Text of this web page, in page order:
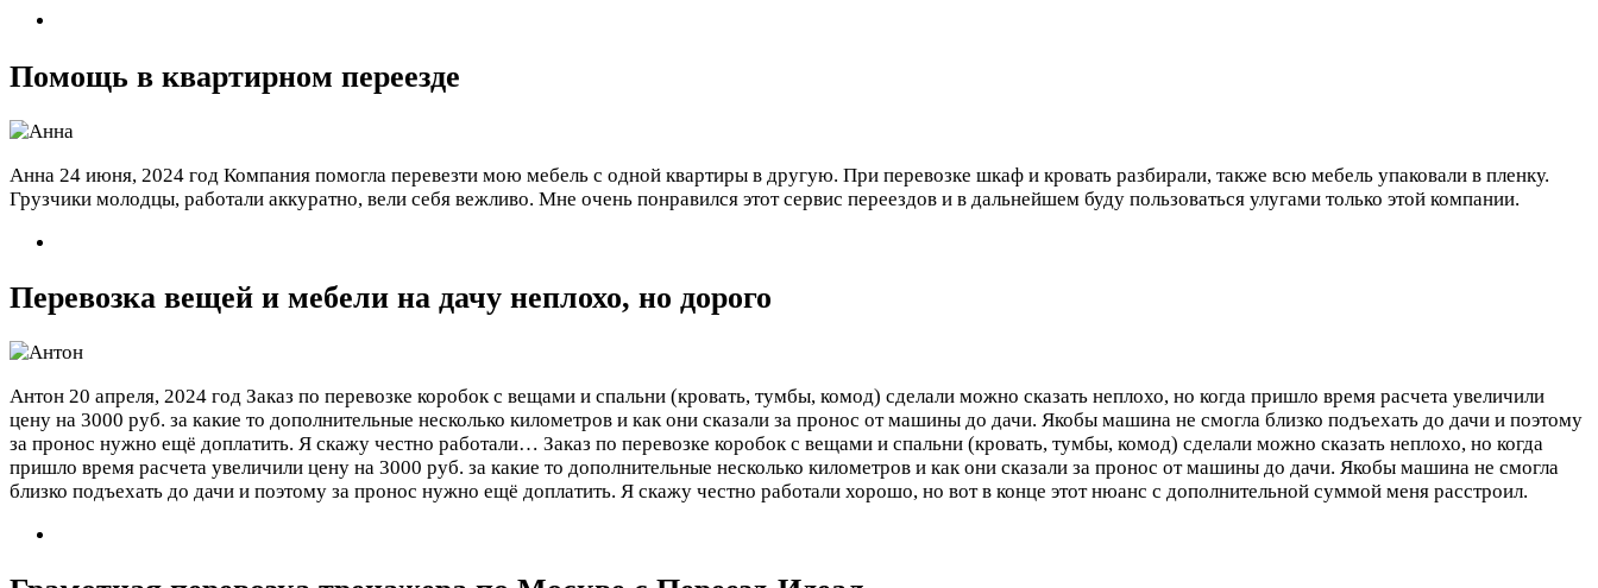
Помощь в квартирном переезде
Анна 24 июня, 2024 год Компания помогла перевезти мою мебель с одной квартиры в другую. При перевозке шкаф и кровать разбирали, также всю мебель упаковали в пленку.
Грузчики молодцы, работали аккуратно, вели себя вежливо. Мне очень понравился этот сервис переездов и в дальнейшем буду пользоваться улугами только этой компании.
Перевозка вещей и мебели на дачу неплохо, но дорого
Антон 20 апреля, 2024 год Заказ по перевозке коробок с вещами и спальни (кровать, тумбы, комод) сделали можно сказать неплохо, но когда пришло время расчета увеличили
цену на 3000 руб. за какие то дополнительные несколько километров и как они сказали за пронос от машины до дачи. Якобы машина не смогла близко подъехать до дачи и поэтому
за пронос нужно ещё доплатить. Я скажу честно работали… Заказ по перевозке коробок с вещами и спальни (кровать, тумбы, комод) сделали можно сказать неплохо, но когда
пришло время расчета увеличили цену на 3000 руб. за какие то дополнительные несколько километров и как они сказали за пронос от машины до дачи. Якобы машина не смогла
близко подъехать до дачи и поэтому за пронос нужно ещё доплатить. Я скажу честно работали хорошо, но вот в конце этот нюанс с дополнительной суммой меня расстроил.